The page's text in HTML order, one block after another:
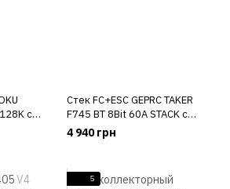
c
Стек FC+ESC GEPRC TAKER
F745 BT 8Bit 60A STACK с
512МБ Blackbox
4 940 грн
5